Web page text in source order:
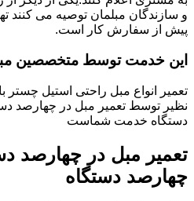
و سازندگان مبلمان توصیه می کنند
پیش از سفارش کار است.
این خدمت توسط متخصصین
تعمیر انواع مبل راحتی استیل چستر
نظیر توسط تعمیر مبل در چهارصد
دستگاه خدمت شماست
تعمیر مبل در چهارصد
چهارصد دستگاه